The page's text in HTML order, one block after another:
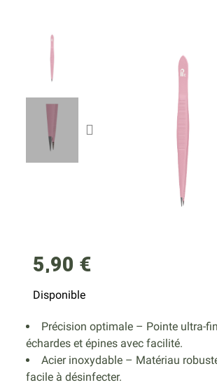
5,90 €
Disponible
Précision optimale – Pointe ultra-
échardes et épines avec facilité.
Acier inoxydable – Matériau
facile à désinfecter.